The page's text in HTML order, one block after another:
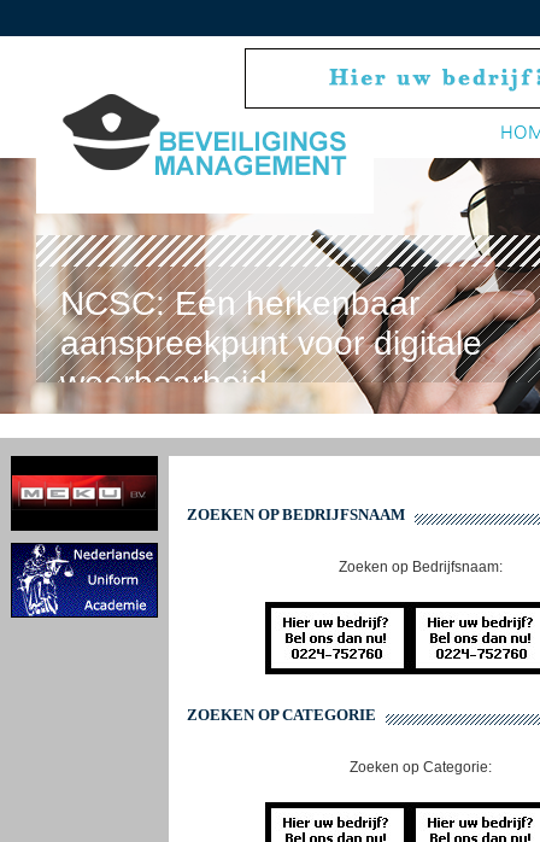
NCSC: Eén herkenbaar
aanspreekpunt voor digitale
weerbaarheid
ZOEKEN OP BEDRIJFSNAAM
Zoeken op Bedrijfsnaam:
ZOEKEN OP CATEGORIE
Zoeken op Categorie: